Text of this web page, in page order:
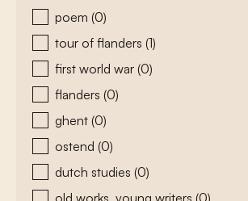
poem (0)
tour of flanders (1)
first world war (0)
flanders (0)
ghent (0)
ostend (0)
dutch studies (0)
old works, young writers (0)